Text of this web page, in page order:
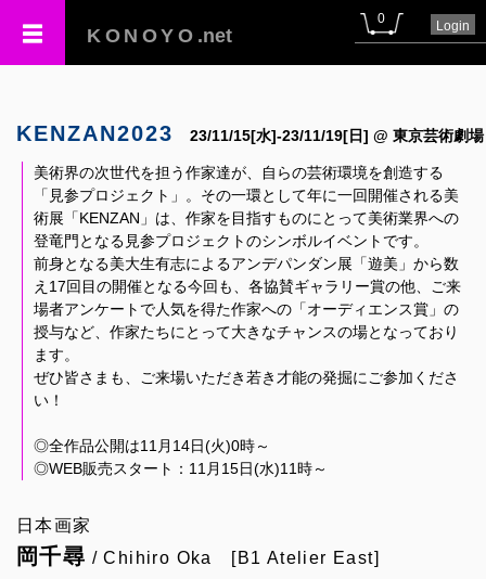
KONOYO .net
0 Login
KENZAN2023 23/11/15[水]-23/11/19[日] @ 東京芸術劇場
美術界の次世代を担う作家達が、自らの芸術環境を創造する
「見参プロジェクト」。その一環として年に一回開催される美
術展「KENZAN」は、作家を目指すものにとって美術業界への
登竜門となる見参プロジェクトのシンボルイベントです。
前身となる美大生有志によるアンデパンダン展「遊美」から数
え17回目の開催となる今回も、各協賛ギャラリー賞の他、ご来
場者アンケートで人気を得た作家への「オーディエンス賞」の
授与など、作家たちにとって大きなチャンスの場となっており
ます。
ぜひ皆さまも、ご来場いただき若き才能の発掘にご参加くださ
い！
◎全作品公開は11月14日(火)0時～
◎WEB販売スタート：11月15日(水)11時～
日本画家
岡千尋 / Chihiro Oka [B1 Atelier East]